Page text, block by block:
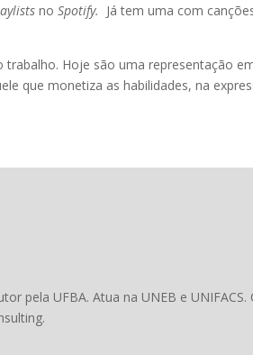
no Spotify. Já tem uma com
Hoje são uma representação
que monetiza as habilidades, na
pela UFBA. Atua na UNEB e